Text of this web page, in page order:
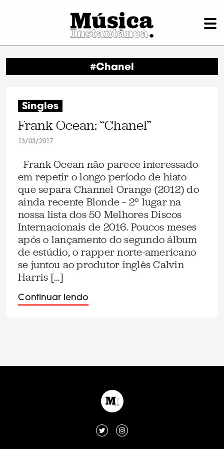
#Chanel
Singles
Frank Ocean: “Chanel”
13/03/2017
Frank Ocean não parece interessado
em repetir o longo período de hiato
que separa Channel Orange (2012) do
ainda recente Blonde – 2º lugar na
nossa lista dos 50 Melhores Discos
Internacionais de 2016. Poucos meses
após o lançamento do segundo álbum
de estúdio, o rapper norte-americano
se juntou ao produtor inglês Calvin
Harris […]
Continuar lendo